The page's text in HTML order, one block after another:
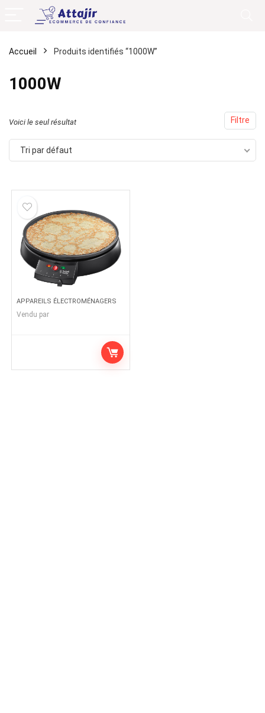
Accueil Produits identifiés “1000W”
1000W
Filtre
Voici le seul résultat
Tri par défaut
APPAREILS ÉLECTROMÉNAGERS
Vendu par